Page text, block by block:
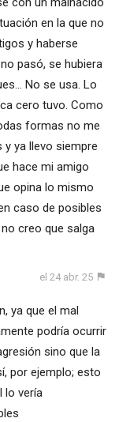
en la que no
y haberse
pasó, se hubiera
No se usa. Lo
cero tuvo. Como
formas no me
ya llevo siempre
hace mi amigo
opina lo mismo
caso de posibles
creo que salga
el 24 abr. 25
ya que el mal
podría ocurrir
sino que la
por ejemplo; esto
lo vería